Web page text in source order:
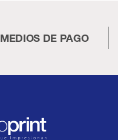
MEDIOS DE PAGO